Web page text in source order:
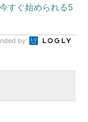
すぐ始められる5
by